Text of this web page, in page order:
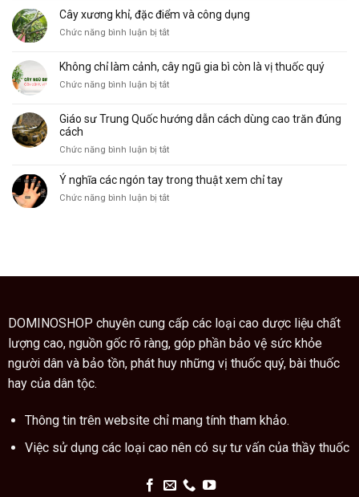
ý
điểm
công
gò
trong
lòng
tay
và
ý
của
Cây xương khỉ, đặc điểm và công dụng
Chức năng bình luận bị tắtở
khỉ,
đặc
và
công
Không chỉ làm cảnh, cây ngũ gia bì còn là vị thuốc quý
Chức năng bình luận bị tắtở
làm
cây
gia
Giáo sư Trung Quốc hướng dẫn cách dùng cao trăn đúng
cách
Chức năng bình luận bị tắtở
sư
Trung
Quốc
Ý nghĩa các ngón tay trong thuật xem chỉ tay
Chức năng bình luận bị tắtở
trong
chỉ
DOMINOSHOP chuyên cung cấp các loại cao dược liệu chất
lượng cao, nguồn gốc rõ ràng, góp phần bảo vệ sức khỏe
người dân và bảo tồn, phát huy những vị thuốc quý, bài thuốc
hay của dân tộc.
Thông tin trên website chỉ mang tính tham khảo.
Việc sử dụng các loại cao nên có sự tư vấn của thầy thuốc